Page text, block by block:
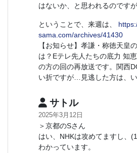
はないか、と思われるのです
ということで、来週は、
sama.com/archives/41430
【お知らせ】孝謙・称徳天皇
は？Eテレ先人たちの底力 知
の方の回の再放送です。関西
い折ですが…見逃した方は、い
サトル
2025年3月12日
＞京都のSさん
はい、NHKは攻めてますし、
わかっています。